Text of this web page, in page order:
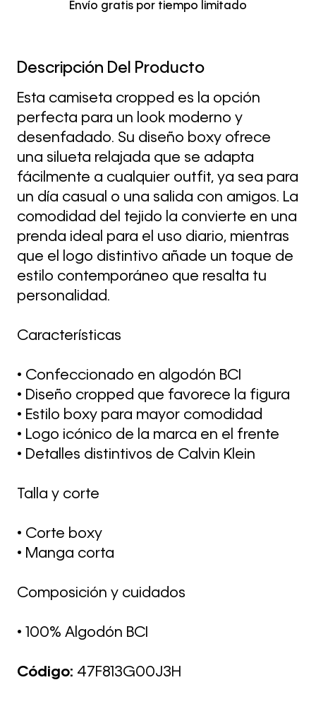
Envío gratis por tiempo limitado
Descripción Del Producto
Esta camiseta cropped es la opción
perfecta para un look moderno y
desenfadado. Su diseño boxy ofrece
una silueta relajada que se adapta
fácilmente a cualquier outfit, ya sea para
un día casual o una salida con amigos. La
comodidad del tejido la convierte en una
prenda ideal para el uso diario, mientras
que el logo distintivo añade un toque de
estilo contemporáneo que resalta tu
personalidad.
Características
• Confeccionado en algodón BCI
• Diseño cropped que favorece la figura
• Estilo boxy para mayor comodidad
• Logo icónico de la marca en el frente
• Detalles distintivos de Calvin Klein
Talla y corte
• Corte boxy
• Manga corta
Composición y cuidados
• 100% Algodón BCI
Código: 47F813G00J3H